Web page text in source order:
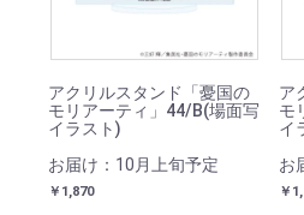
アクリルスタンド「憂国の
モリアーティ」44/B(場面写
イラスト)
お届け：10月上旬予定
￥1,870
ア
モ
イ
お
￥